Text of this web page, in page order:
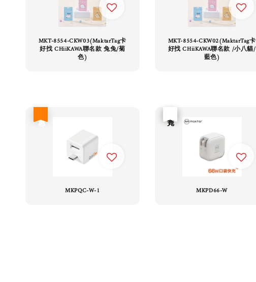
MKT-8554-CKW03(MaktarTag卡
好找 CHiiKAWA聯名款 兔兔/菊
色)
MKT-8554-CKW02(MaktarTag卡
好找 CHiiKAWA聯名款 /小八貓/
藍色)
MKPQC-W-1 MKPD66-W